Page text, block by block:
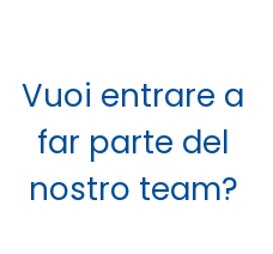
Vuoi entrare a
far parte del
nostro team?